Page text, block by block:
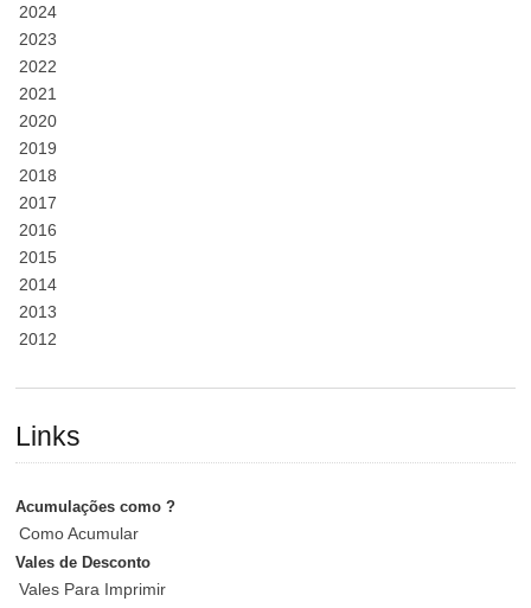
2024
2023
2022
2021
2020
2019
2018
2017
2016
2015
2014
2013
2012
Links
Acumulações como ?
Como Acumular
Vales de Desconto
Vales Para Imprimir